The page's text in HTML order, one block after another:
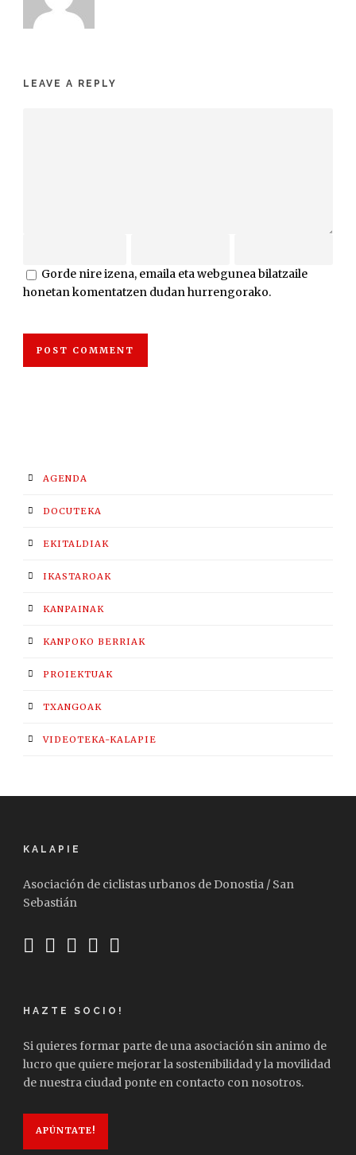
LEAVE A REPLY
Gorde nire izena, emaila eta webgunea bilatzaile
honetan komentatzen dudan hurrengorako.
AGENDA
DOCUTEKA
EKITALDIAK
IKASTAROAK
KANPAINAK
KANPOKO BERRIAK
PROIEKTUAK
TXANGOAK
VIDEOTEKA-KALAPIE
KALAPIE
Asociación de ciclistas urbanos de Donostia / San
Sebastián
HAZTE SOCIO!
Si quieres formar parte de una asociación sin animo de
lucro que quiere mejorar la sostenibilidad y la movilidad
de nuestra ciudad ponte en contacto con nosotros.
APÚNTATE!